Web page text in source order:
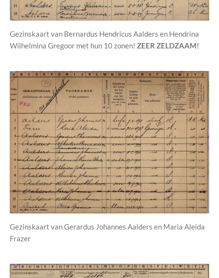
Gezinskaart van Bernardus Hendricus Aalders en Hendrina
Wilhelmina Gregoor met hun 10 zonen! ZEER ZELDZAAM!
Gezinskaart van Gerardus Johannes Aalders en Maria Aleida
Frazer